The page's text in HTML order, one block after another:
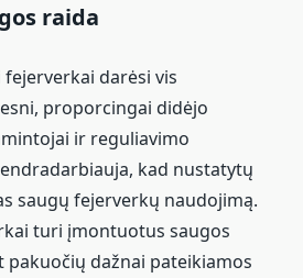
raida
darėsi vis
proporcingai didėjo
ir reguliavimo
kad nustatytų
saugų fejerverkų naudojimą.
turi įmontuotus saugos
pakuočių dažnai pateikiamos